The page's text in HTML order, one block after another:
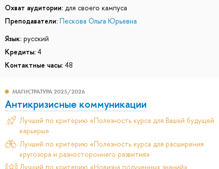
Охват аудитории: для своего кампуса
Преподаватели: Пескова Ольга Юрьевна
Язык: русский
Кредиты: 4
Контактные часы: 48
МАГИСТРАТУРА 2025/2026
Антикризисные коммуникации
Лучший по критерию «Полезность курса для Вашей будущей
карьеры»
Лучший по критерию «Полезность курса для расширения
кругозора и разностороннего развития»
Лучший по критерию «Новизна полученных знаний»